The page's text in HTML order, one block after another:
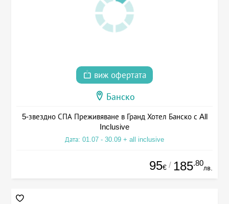
виж офертата
Банско
5-звездно СПА Преживяване в Гранд Хотел Банско с All
Inclusive
Дата: 01.07 - 30.09 + all inclusive
95€ / 185.80
лв.